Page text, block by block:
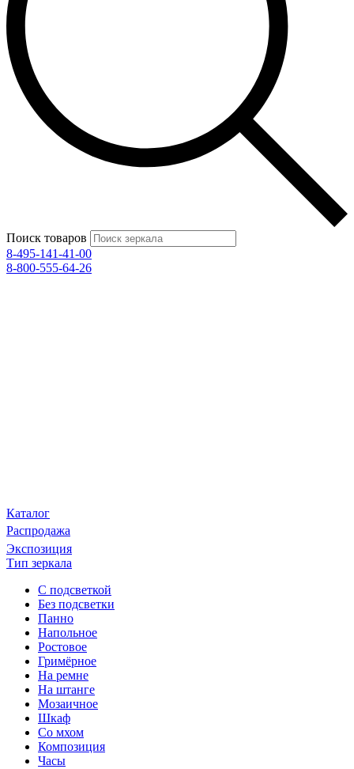
Поиск товаров
8-495-141-41-00
8-800-555-64-26
Каталог
Распродажа
Экспозиция
Тип зеркала
С подсветкой
Без подсветки
Панно
Напольное
Ростовое
Гримёрное
На ремне
На штанге
Мозаичное
Шкаф
Со мхом
Композиция
Часы